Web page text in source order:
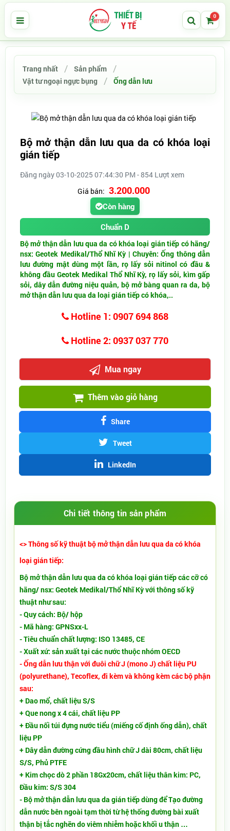
0
Trang nhất
Sản phẩm
Vật tư ngoại ngực bụng
Ống dẫn lưu
Bộ mở thận dẫn lưu qua da có khóa loại
gián tiếp
Đăng ngày 03-10-2025 07:44:30 PM - 854 Lượt xem
Giá bán: 3.200.000
Còn hàng
Chuẩn D
Bộ mở thận dẫn lưu qua da có khóa loại gián tiếp có hãng/
nsx: Geotek Medikal/Thổ Nhĩ Kỳ | Chuyên: Ống thông dẫn
lưu đường mật dùng một lần, rọ lấy sỏi nitinol có đầu &
không đầu Geotek Medikal Thổ Nhĩ Kỳ, rọ lấy sỏi, kìm gấp
sỏi, dây dẫn đường niệu quản, bộ mở bàng quan ra da, bộ
mở thận dẫn lưu qua da loại gián tiếp có khóa,..
Hotline 1: 0907 694 868
Hotline 2: 0937 037 770
Mua ngay
Thêm vào giỏ hàng
Share
Tweet
LinkedIn
Chi tiết thông tin sản phẩm
<> Thông số kỹ thuật bộ mở thận dẫn lưu qua da có khóa
loại gián tiếp:
Bộ mở thận dẫn lưu qua da có khóa loại gián tiếp các cỡ có
hãng/ nsx: Geotek Medikal/Thổ Nhĩ Kỳ với thông số kỹ
thuật như sau:
​- Quy cách: Bộ/ hộp
- Mã hàng: GPNSxx-L
- Tiêu chuẩn chất lượng: ISO 13485, CE
- Xuất xứ: sản xuất tại các nước thuộc nhóm OECD
- Ống dẫn lưu thận với đuôi chữ J (mono J) chất liệu PU
(polyurethane), Tecoflex, đi kèm và không kèm các bộ phận
sau:
+ Dao mổ, chất liệu S/S
+ Que nong x 4 cái, chất liệu PP
+ Đầu nối túi đựng nước tiểu (miếng cố định ống dẫn), chất
liệu PP
+ Dây dẫn đường cứng đầu hình chữ J dài 80cm, chất liệu
S/S, Phủ PTFE
+ Kim chọc dò 2 phần 18Gx20cm, chất liệu thân kim: PC,
Đầu kim: S/S 304
- Bộ mở thận dẫn lưu qua da gián tiếp dùng để Tạo đường
dẫn nước bên ngoài tạm thời từ hệ thống đường bài xuất
thận bị tắc nghẽn do viêm nhiễm hoặc khối u thận …